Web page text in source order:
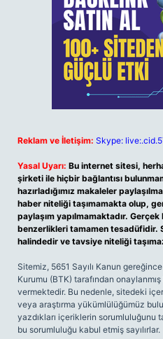
Reklam ve İletişim: Skype:
Yasal Uyarı: Bu internet sitesi,
şirketi ile hiçbir bağlantısı
hazırladığımız makaleler
haber niteliği taşımamakta olup,
paylaşım yapılmamaktadır.
benzerlikleri tamamen tesadüfidir.
halindedir ve tavsiye niteliği
Sitemiz, 5651 Sayılı Kanun
Kurumu (BTK) tarafından
vermektedir. Bu nedenle, sitedeki
veya araştırma yükümlülüğümüz
yazdıkları içeriklerin sorumluluğunu
bu sorumluluğu kabul etmiş sayılırlar.